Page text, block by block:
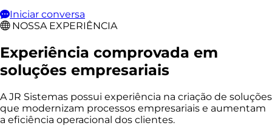
Iniciar conversa
NOSSA EXPERIÊNCIA
Experiência comprovada em
soluções empresariais
A JR Sistemas possui experiência na criação de soluções
que modernizam processos empresariais e aumentam
a eficiência operacional dos clientes.